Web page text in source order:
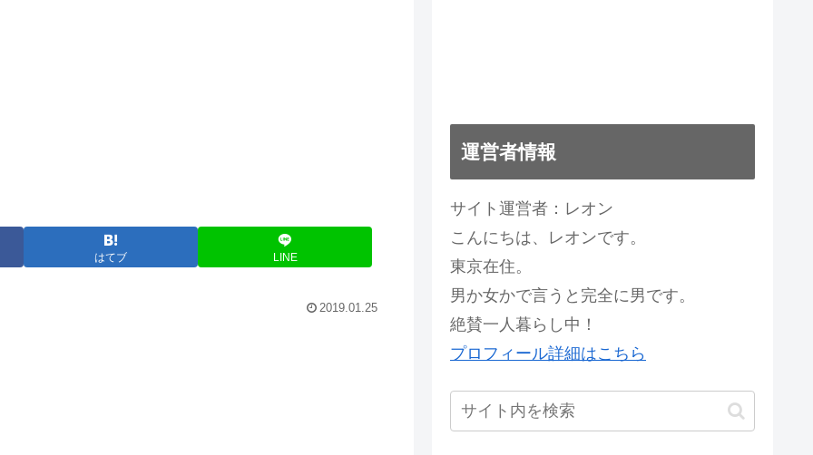
はてブ LINE
2019.01.25
運営者情報
サイト運営者：レオン
こんにちは、レオンです。
東京在住。
男か女かで言うと完全に男です。
絶賛一人暮らし中！
プロフィール詳細はこちら